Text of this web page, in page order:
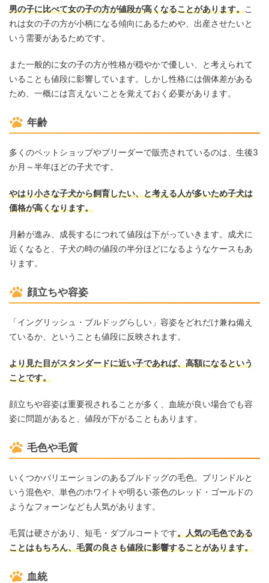
男の子に比べて女の子の方が値段が高くなることがあります。こ
れは女の子の方が小柄になる傾向にあるためや、出産させたいと
いう需要があるためです。
また一般的に女の子の方が性格が穏やかで優しい、と考えられて
いることも値段に影響しています。しかし性格には個体差がある
ため、一概には言えないことを覚えておく必要があります。
年齢
多くのペットショップやブリーダーで販売されているのは、生後3
か月～半年ほどの子犬です。
やはり小さな子犬から飼育したい、と考える人が多いため子犬は
価格が高くなります。
月齢が進み、成長するにつれて値段は下がっていきます。成犬に
近くなると、子犬の時の値段の半分ほどになるようなケースもあ
ります。
顔立ちや容姿
「イングリッシュ・ブルドッグらしい」容姿をどれだけ兼ね備え
ているか、ということも値段に反映されます。
より見た目がスタンダードに近い子であれば、高額になるという
ことです。
顔立ちや容姿は重要視されることが多く、血統が良い場合でも容
姿に問題があると、値段が下がることもあります。
毛色や毛質
いくつかバリエーションのあるブルドッグの毛色。ブリンドルと
いう混色や、単色のホワイトや明るい茶色のレッド・ゴールドの
ようなフォーンなども人気があります。
毛質は硬さがあり、短毛・ダブルコートです。人気の毛色である
ことはもちろん、毛質の良さも値段に影響することがあります。
血統